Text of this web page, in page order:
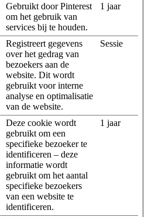
Gebruikt door Pinterest
om het gebruik van
services bij te houden.
1 jaar
Registreert gegevens
over het gedrag van
bezoekers aan de
website. Dit wordt
gebruikt voor interne
analyse en optimalisatie
van de website.
Sessie
Deze cookie wordt
gebruikt om een
specifieke bezoeker te
identificeren – deze
informatie wordt
gebruikt om het aantal
specifieke bezoekers
van een website te
identificeren.
1 jaar